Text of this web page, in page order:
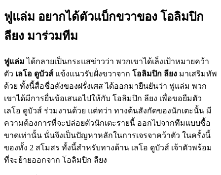
ฟูแล่ม อยากได้ตัวแบ็กขวาของ โอลิมปิก
ลียง มาร่วมทีม
ฟูแล่ม ได้กลายเป็นกระแสข่าวว่า พวกเขาได้เล็งเป้าหมายคว้า
ตัว เลโอ ดูบัวส์ แข้งแนวรับฝั่งขวาจาก โอลิมปิก ลียง มาเสริมทัพ
ด้วย ทั้งนี้สื่อชื่อดังของฝรั่งเศส ได้ออกมายืนยันว่า ฟูแล่ม พวก
เขาได้มีการยื่นข้อเสนอไปให้กับ โอลิมปิก ลียง เพื่อขอยืมตัว
เลโอ ดูบัวส์ ร่วมงานด้วย แต่ทว่า ทางต้นสังกัดของนักเตะนั้น มี
ความต้องการที่จะปล่อยตัวนักเตะรายนี้ ออกไปจากทีมแบบซื้อ
ขาดเท่านั้น นั่นจึงเป็นปัญหาหลักในการเจรจาคว้าตัว ในครั้งนี้
ของทั้ง 2 สโมสร ทั้งนี้สำหรับทางด้าน เลโอ ดูบัวส์ เจ้าตัวพร้อม
ที่จะย้ายออกจาก โอลิมปิก ลียง